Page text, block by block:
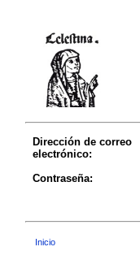
Dirección de correo
electrónico:
Contraseña:
Inicio